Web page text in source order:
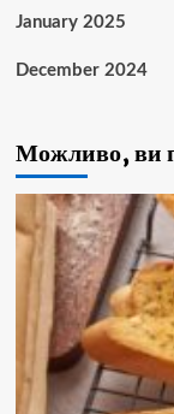
January 2025
December 2024
Можливо, ви